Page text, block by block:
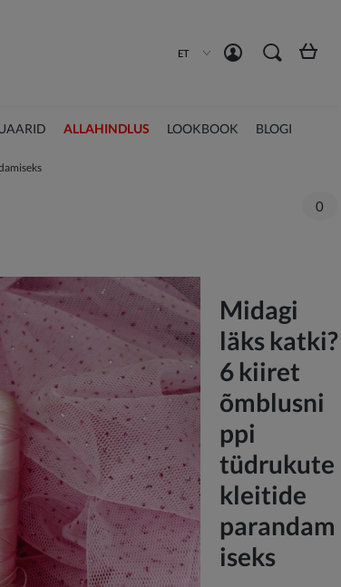
ET
ALLAHINDLUS LOOKBOOK BLOGI
0
Midagi
läks katki?
6 kiiret
õmblusni
ppi
tüdrukute
kleitide
parandam
iseks